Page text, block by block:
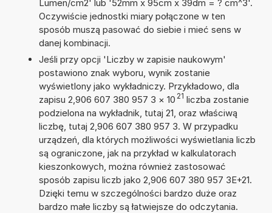
Lumen/cm2' lub '52mm x 95cm x 39dm = ? cm^3'.
Oczywiście jednostki miary połączone w ten
sposób muszą pasować do siebie i mieć sens w
danej kombinacji.
Jeśli przy opcji 'Liczby w zapisie naukowym'
postawiono znak wyboru, wynik zostanie
wyświetlony jako wykładniczy. Przykładowo, dla
zapisu 2,906 607 380 957 3 × 10 21 liczba zostanie
podzielona na wykładnik, tutaj 21, oraz właściwą
liczbę, tutaj 2,906 607 380 957 3. W przypadku
urządzeń, dla których możliwości wyświetlania liczb
są ograniczone, jak na przykład w kalkulatorach
kieszonkowych, można również zastosować
sposób zapisu liczb jako 2,906 607 380 957 3E+21.
Dzięki temu w szczególności bardzo duże oraz
bardzo małe liczby są łatwiejsze do odczytania.